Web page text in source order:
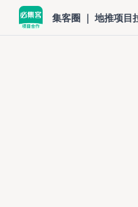
集客圈 ｜ 地推项目